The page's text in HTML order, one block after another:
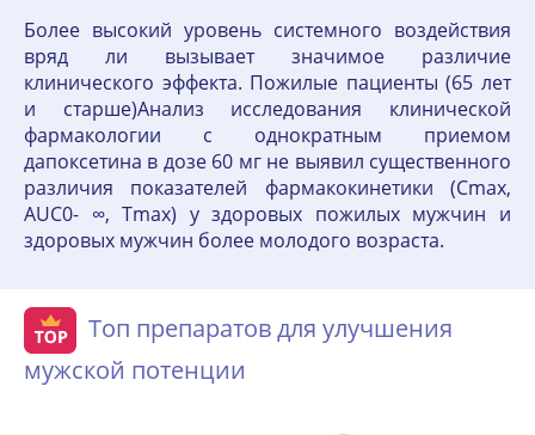
Более высокий уровень системного воздействия
вряд ли вызывает значимое различие
клинического эффекта. Пожилые пациенты (65 лет
и старше)Анализ исследования клинической
фармакологии с однократным приемом
дапоксетина в дозе 60 мг не выявил существенного
различия показателей фармакокинетики (Сmах,
AUC0- ∞, Тmах) у здоровых пожилых мужчин и
здоровых мужчин более молодого возраста.
Топ препаратов для улучшения
мужской потенции